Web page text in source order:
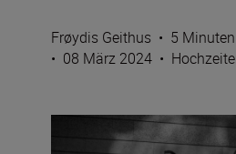
Frøydis Geithus • 5
• 08 März 2024 •